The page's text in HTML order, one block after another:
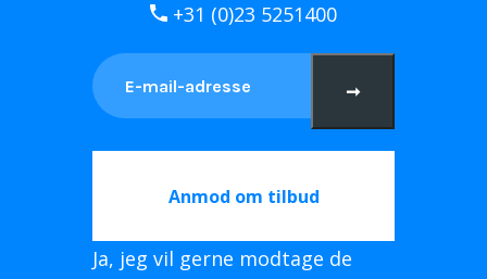
+31 (0)23 5251400
➞
Anmod om tilbud
Ja, jeg vil gerne modtage de